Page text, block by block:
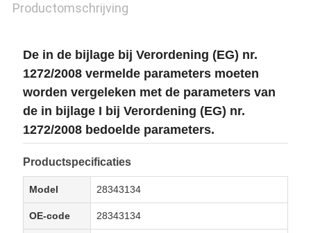
Productomschrijving
De in de bijlage bij Verordening (EG) nr.
1272/2008 vermelde parameters moeten
worden vergeleken met de parameters van
de in bijlage I bij Verordening (EG) nr.
1272/2008 bedoelde parameters.
Productspecificaties
Model 28343134
OE-code 28343134